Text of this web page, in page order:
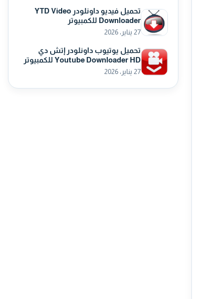
تحميل فيديو داونلودر YTD Video
Downloader للكمبيوتر
27 يناير، 2026
تحميل يوتيوب داونلودر إتش دي
Youtube Downloader HD للكمبيوتر
27 يناير، 2026